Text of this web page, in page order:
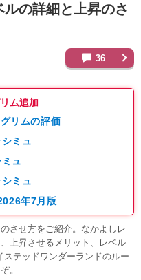
ルの詳細と上昇のさ
36
ム追加
リムの評価
ミュ
ュ
ミュ
年7月版
させ方をご紹介。なかよしレ
上昇させるメリット、レベル
テッドワンダーランドのルー
。